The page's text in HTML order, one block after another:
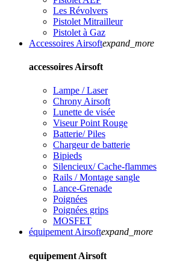
Les Révolvers
Pistolet Mitrailleur
Pistolet à Gaz
Accessoires Airsoftexpand_more
accessoires Airsoft
Lampe / Laser
Chrony Airsoft
Lunette de visée
Viseur Point Rouge
Batterie/ Piles
Chargeur de batterie
Bipieds
Silencieux/ Cache-flammes
Rails / Montage sangle
Lance-Grenade
Poignées
Poignées grips
MOSFET
équipement Airsoftexpand_more
equipement Airsoft